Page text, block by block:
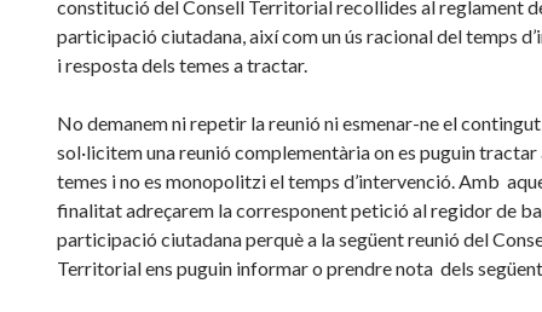
constitució del Consell Territorial recollides al reglament
participació ciutadana, així com un ús racional del temps
i resposta dels temes a tractar.
No demanem ni repetir la reunió ni esmenar-ne el
sol·licitem una reunió complementària on es puguin
temes i no es monopolitzi el temps d’intervenció. Amb
finalitat adreçarem la corresponent petició al regidor de
participació ciutadana perquè a la següent reunió del
Territorial ens puguin informar o prendre nota dels